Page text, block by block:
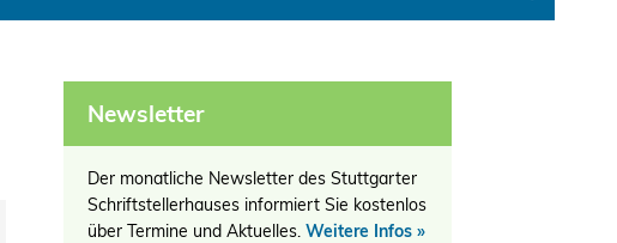
Newsletter
Der monatliche Newsletter des Stuttgarter
Schriftstellerhauses informiert Sie kostenlos
über Termine und Aktuelles. Weitere Infos »